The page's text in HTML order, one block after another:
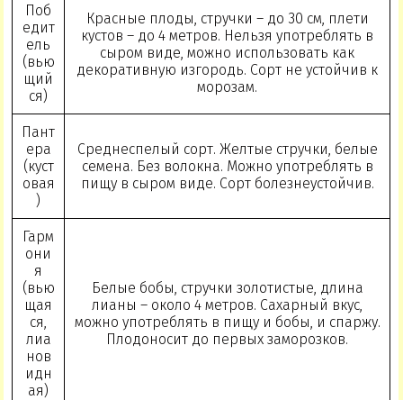
Поб
едит
ель
(вью
щий
ся)
Красные плоды, стручки – до 30 см, плети
кустов – до 4 метров. Нельзя употреблять в
сыром виде, можно использовать как
декоративную изгородь. Сорт не устойчив к
морозам.
Пант
ера
(куст
овая
)
Среднеспелый сорт. Желтые стручки, белые
семена. Без волокна. Можно употреблять в
пищу в сыром виде. Сорт болезнеустойчив.
Гарм
они
я
(вью
щая
ся,
лиа
нов
идн
ая)
Белые бобы, стручки золотистые, длина
лианы – около 4 метров. Сахарный вкус,
можно употреблять в пищу и бобы, и спаржу.
Плодоносит до первых заморозков.